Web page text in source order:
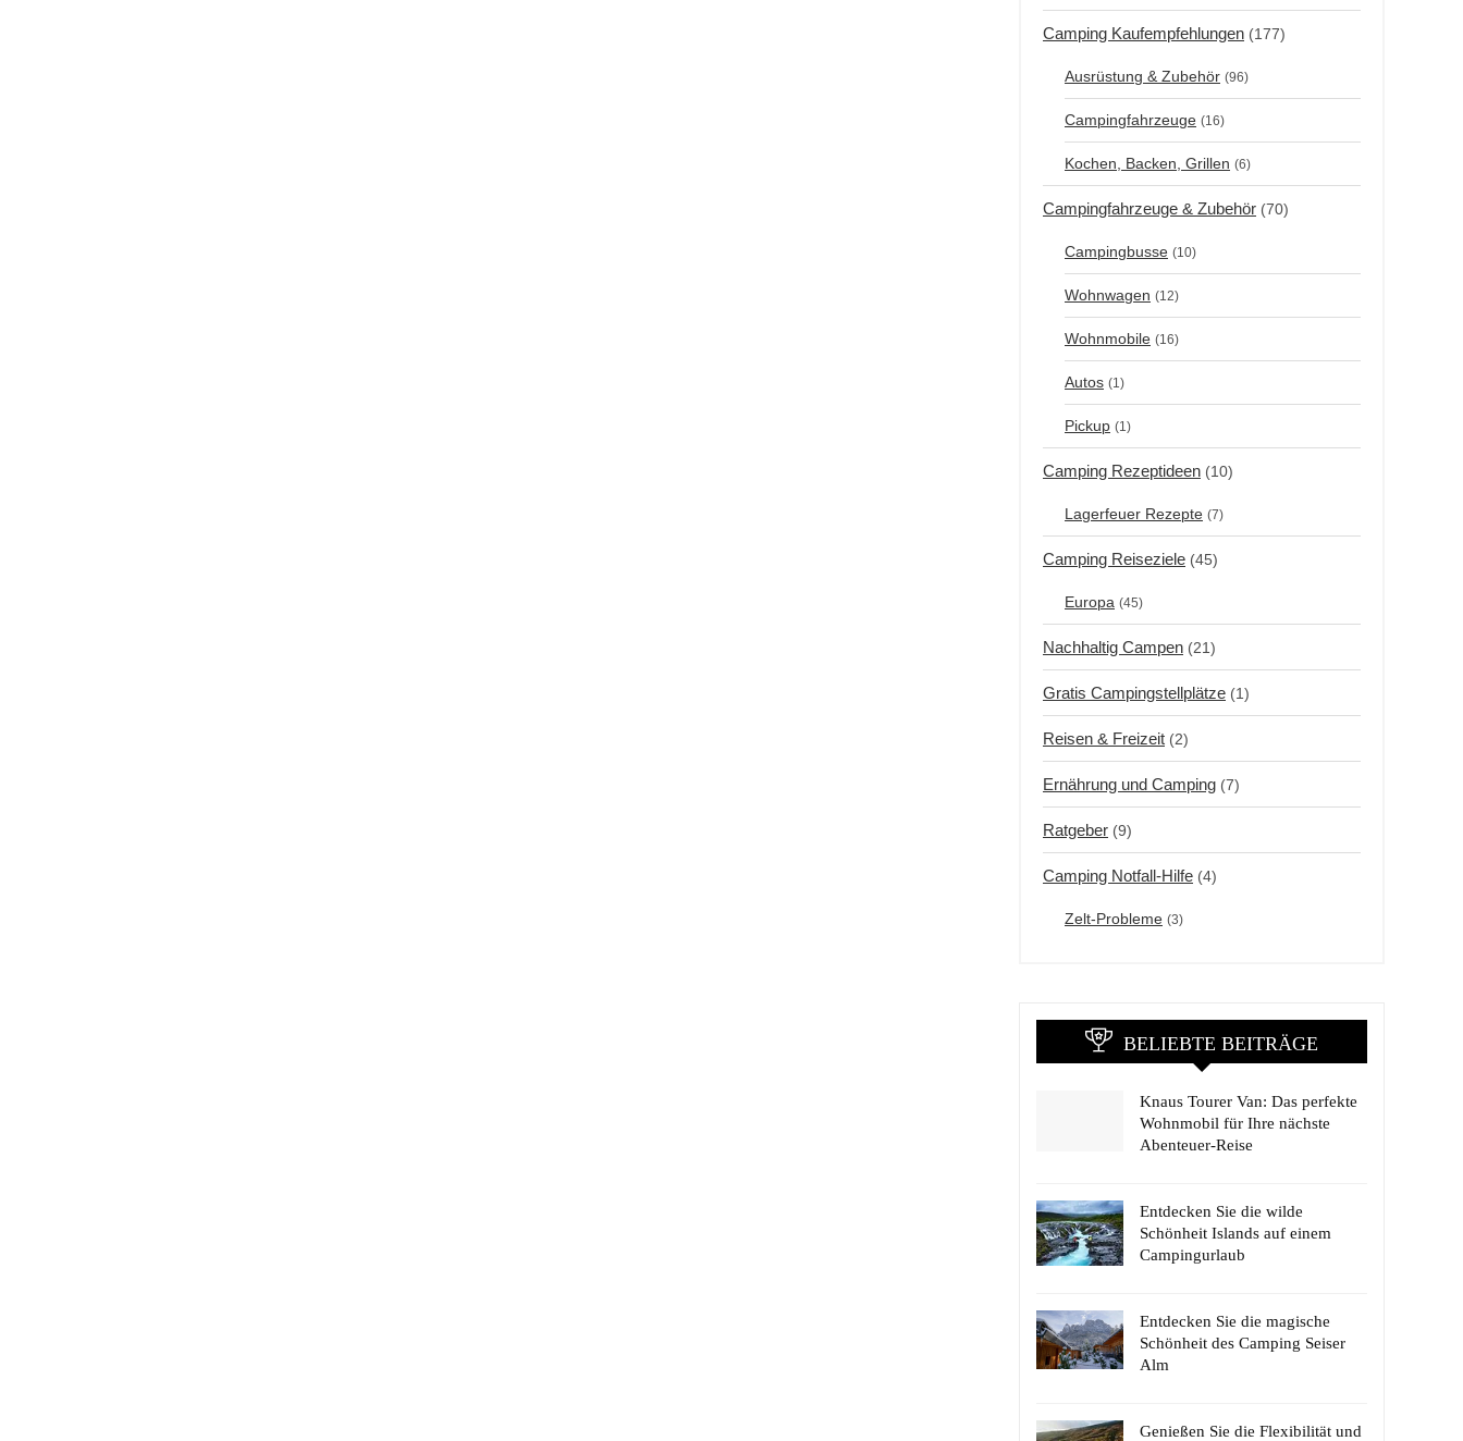
Camping Kaufempfehlungen (177)
Ausrüstung & Zubehör (96)
Campingfahrzeuge (16)
Kochen, Backen, Grillen (6)
Campingfahrzeuge & Zubehör (70)
Campingbusse (10)
Wohnwagen (12)
Wohnmobile (16)
Autos (1)
Pickup (1)
Camping Rezeptideen (10)
Lagerfeuer Rezepte (7)
Camping Reiseziele (45)
Europa (45)
Nachhaltig Campen (21)
Gratis Campingstellplätze (1)
Reisen & Freizeit (2)
Ernährung und Camping (7)
Ratgeber (9)
Camping Notfall-Hilfe (4)
Zelt-Probleme (3)
BELIEBTE BEITRÄGE
Knaus Tourer Van: Das perfekte
Wohnmobil für Ihre nächste
Abenteuer-Reise
Entdecken Sie die wilde
Schönheit Islands auf einem
Campingurlaub
Entdecken Sie die magische
Schönheit des Camping Seiser
Alm
Genießen Sie die Flexibilität und